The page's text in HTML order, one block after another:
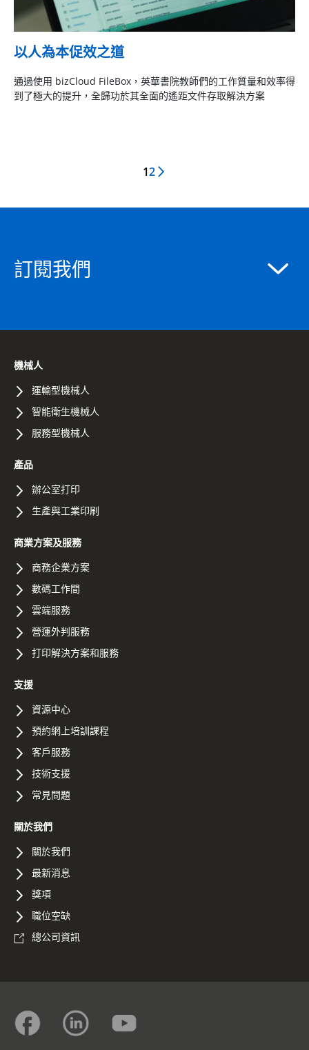
以人為本促效之道
通過使用 bizCloud FileBox，英華書院教師們的工作質量和效率得
到了極大的提升，全歸功於其全面的遙距文件存取解決方案
12
訂閱我們
機械人
運輸型機械人
智能衛生機械人
服務型機械人
產品
辦公室打印
生產與工業印刷
商業方案及服務
商務企業方案
數碼工作間
雲端服務
營運外判服務
打印解決方案和服務
支援
資源中心
預約網上培訓課程
客戶服務
技術支援
常見問題
關於我們
關於我們
最新消息
獎項
職位空缺
總公司資訊